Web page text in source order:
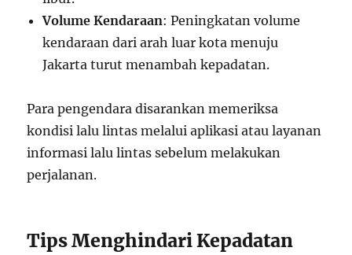
Volume Kendaraan: Peningkatan volume
kendaraan dari arah luar kota menuju
Jakarta turut menambah kepadatan.
Para pengendara disarankan memeriksa
kondisi lalu lintas melalui aplikasi atau layanan
informasi lalu lintas sebelum melakukan
perjalanan.
Tips Menghindari Kepadatan